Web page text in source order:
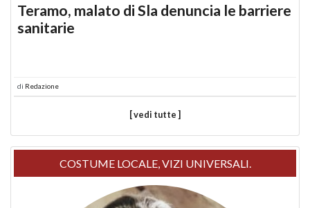
Teramo, malato di Sla denuncia le barriere
sanitarie
di Redazione
[ vedi tutte ]
COSTUME LOCALE, VIZI UNIVERSALI.